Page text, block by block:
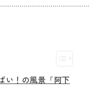
い！の風景「阿下